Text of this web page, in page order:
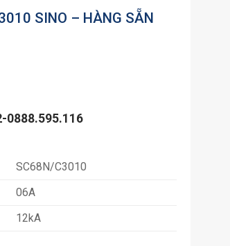
SINO – HÀNG SẴN
0888.595.116
SC68N/C3010
06A
12kA